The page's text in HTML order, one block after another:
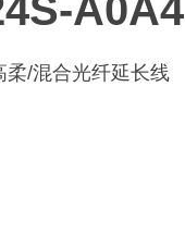
A0A4
柔/混合光纤延长线